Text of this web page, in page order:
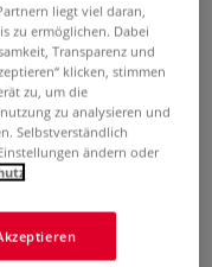
und essbare
vom einzigartigen
liegt viel daran,
zu ermöglichen. Dabei
Transparenz und
klicken, stimmen
zu, um die
zu analysieren und
Selbstverständlich
ändern oder